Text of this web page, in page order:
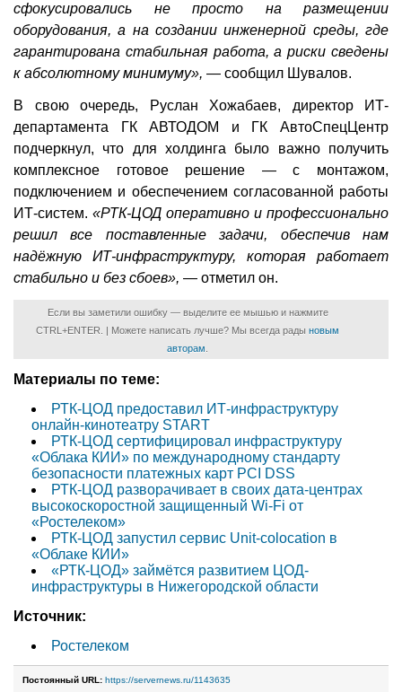
сфокусировались не просто на размещении
оборудования, а на создании инженерной среды, где
гарантирована стабильная работа, а риски сведены
к абсолютному минимуму», — сообщил Шувалов.
В свою очередь, Руслан Хожабаев, директор ИТ-
департамента ГК АВТОДОМ и ГК АвтоСпецЦентр
подчеркнул, что для холдинга было важно получить
комплексное готовое решение — с монтажом,
подключением и обеспечением согласованной работы
ИТ-систем. «РТК-ЦОД оперативно и профессионально
решил все поставленные задачи, обеспечив нам
надёжную ИТ-инфраструктуру, которая работает
стабильно и без сбоев», — отметил он.
Если вы заметили ошибку — выделите ее мышью и нажмите
CTRL+ENTER. | Можете написать лучше? Мы всегда рады новым
авторам
Материалы по теме:
РТК-ЦОД предоставил ИТ-инфраструктуру
онлайн-кинотеатру START
РТК-ЦОД сертифицировал инфраструктуру
«Облака КИИ» по международному стандарту
безопасности платежных карт PCI DSS
РТК-ЦОД разворачивает в своих дата-центрах
высокоскоростной защищенный Wi-Fi от
«Ростелеком»
РТК-ЦОД запустил сервис Unit-colocation в
«Облаке КИИ»
«РТК-ЦОД» займётся развитием ЦОД-
инфраструктуры в Нижегородской области
Источник:
Ростелеком
Постоянный URL: https://servernews.ru/1143635